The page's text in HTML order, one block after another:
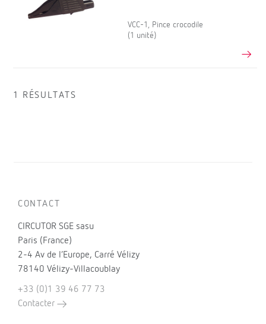
VCC-1, Pince crocodile
(1 unité)
1 RÉSULTATS
CONTACT
CIRCUTOR SGE sasu
Paris (France)
2-4 Av de l’Europe, Carré Vélizy
78140 Vélizy-Villacoublay
+33 (0)1 39 46 77 73
Contacter